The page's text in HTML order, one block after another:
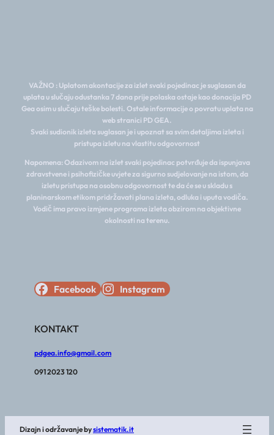
VAŽNO : Uplatom akontacije za izlet svaki pojedinac je suglasan da
uplata u slučaju odustanka 7 dana prije polaska ostaje kao donacija PD
Gea osim u slučaju teške bolesti. Ostale informacije o povratu uplata na
web stranici PD GEA.
Svaki sudionik izleta suglasan je i upoznat sa svim detaljima izleta i
pristupa izletu na vlastitu odgovornost
Napomena: Odazivom na izlet svaki pojedinac potvrđuje da ispunjava
zdravstvene i psihofizičke uvjete za sigurno sudjelovanje na istom, da
izletu pristupa na osobnu odgovornost te da će se u skladu s
planinarskom etikom pridržavati plana izleta, odluka i uputa vodiča.
Vodič ima pravo izmjene programa izleta obzirom na objektivne
okolnosti na terenu.
Facebook Instagram
KONTAKT
pdgea.info@gmail.com
091 2023 120
Dizajn i održavanje bysistematik.it